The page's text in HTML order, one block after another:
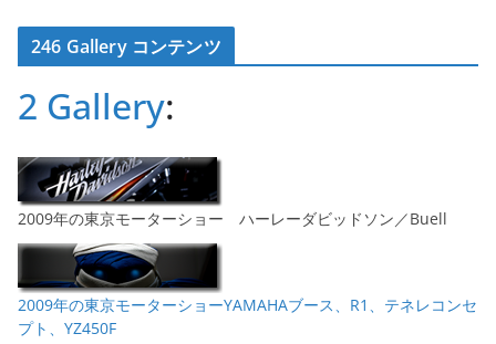
カ
イ246 Gallery コンテンツ
2 Gallery:
2009年の東京モーターショー ハーレーダビッドソン／Buell
2009年の東京モーターショーYAMAHAブース、R1、テネレコンセ
プト、YZ450F